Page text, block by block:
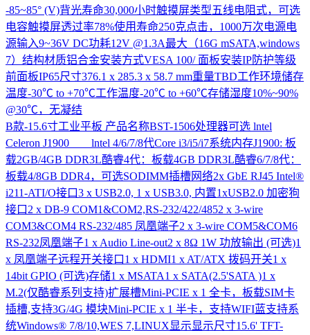
-85~85° (V)背光寿命30,000小时触摸屏类型五线电阻式，可选
电容触摸屏透过率78%使用寿命250克点击，1000万次电源电
源输入9~36V DC功耗12V @1.3A最大（16G mSATA,windows
7）结构材质铝合金安装方式VESA 100/ 面板安装IP防护等级
前面板IP65尺寸376.1 x 285.3 x 58.7 mm重量TBD工作环境储存
温度-30℃ to +70℃工作温度-20℃ to +60℃存储湿度10%~90%
@30℃，无凝结
B款-15.6寸工业平板 产品名称BST-1506处理器可选 lntel
Celeron J1900 lntel 4/6/7/8代Core i3/i5/i7系统内存J1900: 板
载2GB/4GB DDR3L酷睿4代：板载4GB DDR3L酷睿6/7/8代：
板载4/8GB DDR4，可选SODIMM插槽网络2x GbE RJ45 Intel®
i211-ATI/O接口3 x USB2.0, 1 x USB3.0, 内置1xUSB2.0 加密狗
接口2 x DB-9 COM1&COM2,RS-232/422/4852 x 3-wire
COM3&COM4 RS-232/485 凤凰端子2 x 3-wire COM5&COM6
RS-232凤凰端子1 x Audio Line-out2 x 8Ω 1W 功放输出 (可选)1
x 凤凰端子远程开关接口1 x HDMI1 x AT/ATX 拨码开关1 x
14bit GPIO (可选)存储1 x MSATA1 x SATA(2.5'SATA )1 x
M.2(仅酷睿系列支持)扩展槽Mini-PCIE x 1 全卡，板载SIM卡
插槽,支持3G/4G 模块Mini-PCIE x 1 半卡，支持WIFI蓝支持系
统Windows® 7/8/10,WES 7,LINUX显示显示尺寸15.6' TFT-